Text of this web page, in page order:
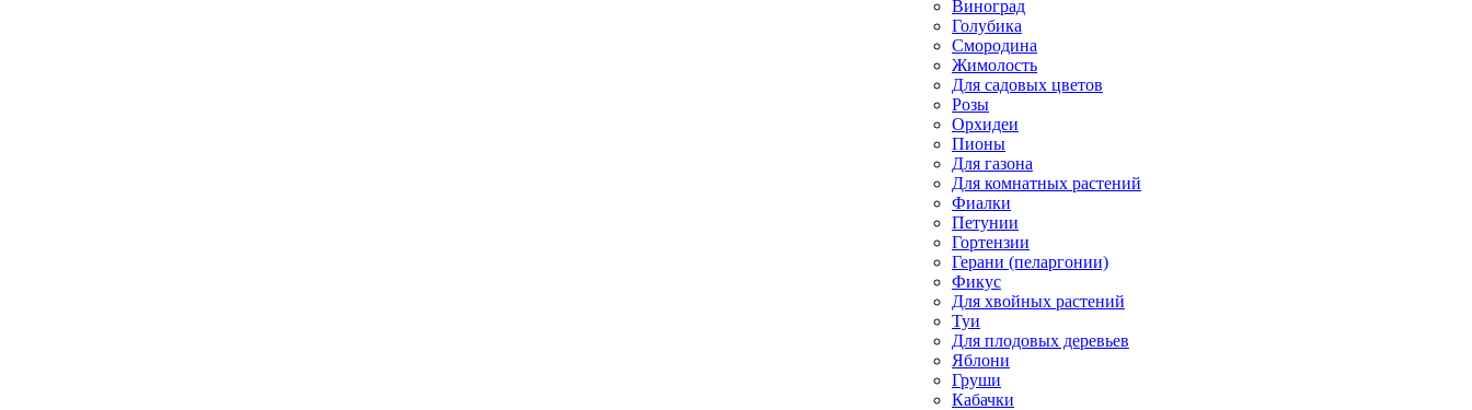
Виноград
Голубика
Смородина
Жимолость
Для садовых цветов
Розы
Орхидеи
Пионы
Для газона
Для комнатных растений
Фиалки
Петунии
Гортензии
Герани (пеларгонии)
Фикус
Для хвойных растений
Туи
Для плодовых деревьев
Яблони
Груши
Кабачки